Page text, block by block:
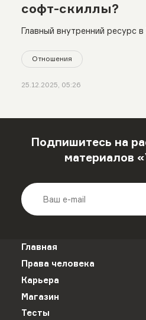
софт-скиллы?
Главный внутренний ресурс в
Отношения
25.12.2025, 05:26
Подпишитесь на
материалов
Главная
Права человека
Карьера
Магазин
Тесты